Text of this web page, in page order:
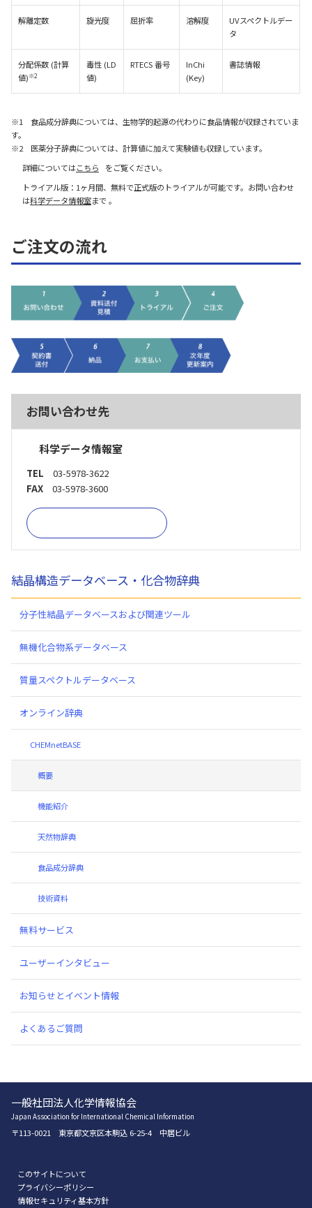
解離定数 旋光度 屈折率 溶解度
UVスペクトルデー
タ
分配係数 (計算
値)※2
毒性 (LD
値)
RTECS 番号
InChi
(Key)
書誌情報
※1 食品成分辞典については、生物学的起源の代わりに食品情報が収録されていま
す。
※2 医薬分子辞典については、計算値に加えて実験値も収録しています。
詳細についてはこちら
をご覧ください。
トライアル版：1ヶ月間、無料で正式版のトライアルが可能です。お問い合わせ
は科学データ情報室まで 。
ご注文の流れ
お問い合わせ先
科学データ情報室
TEL 03-5978-3622
FAX03-5978-3600
結晶構造データベース・化合物辞典
分子性結晶データベースおよび関連ツール
無機化合物系データベース
質量スペクトルデータベース
オンライン辞典
CHEMnetBASE
概要
機能紹介
天然物辞典
食品成分辞典
技術資料
無料サービス
ユーザーインタビュー
お知らせとイベント情報
よくあるご質問
一般社団法人化学情報協会
Japan Association for International Chemical Information
〒113-0021 東京都文京区本駒込 6-25-4 中居ビル
このサイトについて
プライバシーポリシー
情報セキュリティ基本方針